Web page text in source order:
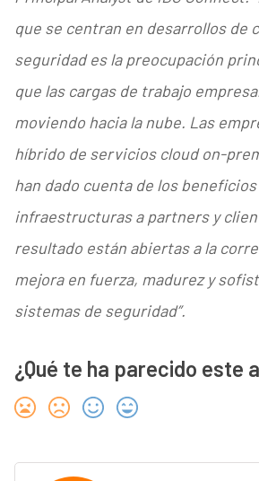
que se centran en desarrollos de
seguridad es la preocupación
que las cargas de trabajo
moviendo hacia la nube. Las
híbrido de servicios cloud on-
han dado cuenta de los
infraestructuras a partners y
resultado están abiertas a la
mejora en fuerza, madurez y
sistemas de seguridad”.
¿Qué te ha parecido este